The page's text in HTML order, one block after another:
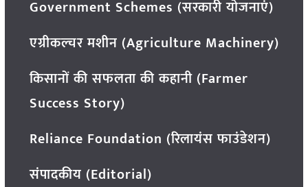
Government Schemes (सरकारी योजनाएं)
एग्रीकल्चर मशीन (Agriculture Machinery)
किसानों की सफलता की कहानी (Farmer
Success Story)
Reliance Foundation (रिलायंस फाउंडेशन)
संपादकीय (Editorial)